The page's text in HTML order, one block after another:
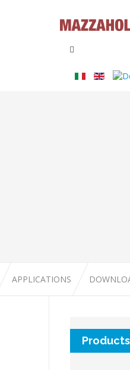
APPLICATIONS
Products